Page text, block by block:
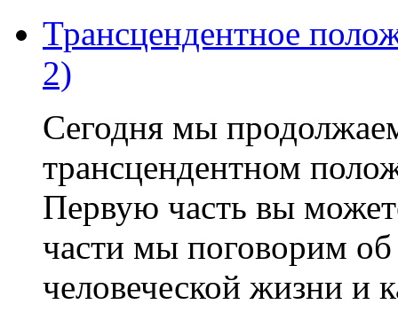
Трансцендентное
2)
Сегодня мы
трансцендентном
Первую часть вы
части мы поговорим
человеческой жизни и